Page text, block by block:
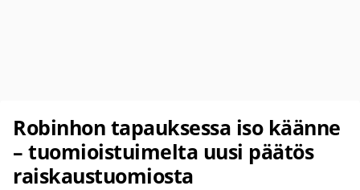
Robinhon tapauksessa iso käänne
– tuomioistuimelta uusi päätös
raiskaustuomiosta